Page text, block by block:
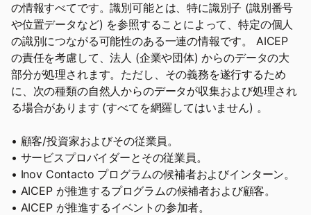
の情報すべてです。識別可能とは、特に識別子 (識別番号
や位置データなど) を参照することによって、特定の個人
の識別につながる可能性のある一連の情報です。 AICEP
の責任を考慮して、法人 (企業や団体) からのデータの大
部分が処理されます。ただし、その義務を遂行するため
に、次の種類の自然人からのデータが収集および処理され
る場合があります (すべてを網羅してはいません) 。
• 顧客/投資家およびその従業員。
• サービスプロバイダーとその従業員。
• Inov Contacto プログラムの候補者およびインターン。
• AICEP が推進するプログラムの候補者および顧客。
• AICEP が推進するイベントの参加者。